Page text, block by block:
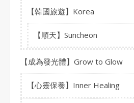
【韓國旅遊】Korea
【順天】Suncheon
【成為發光體】Grow to Glow
【心靈保養】Inner Healing